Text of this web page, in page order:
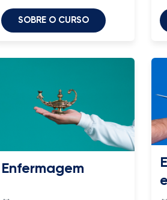
SOBRE O CURSO
Enfermagem